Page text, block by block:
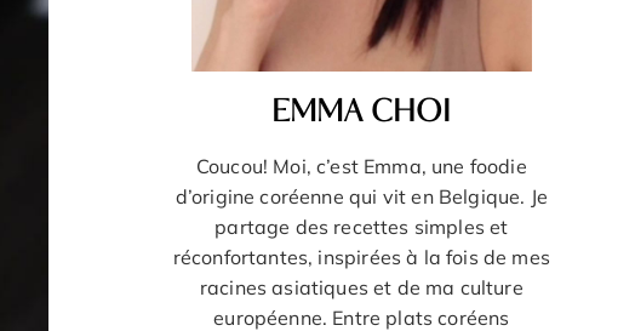
EMMA CHOI
Coucou! Moi, c’est Emma, une foodie
d’origine coréenne qui vit en Belgique. Je
partage des recettes simples et
réconfortantes, inspirées à la fois de mes
racines asiatiques et de ma culture
européenne. Entre plats coréens